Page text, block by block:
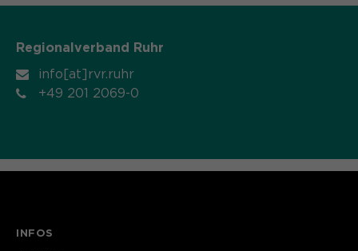
Regionalverband Ruhr
info[at]rvr.ruhr
+49 201 2069-0
INFOS